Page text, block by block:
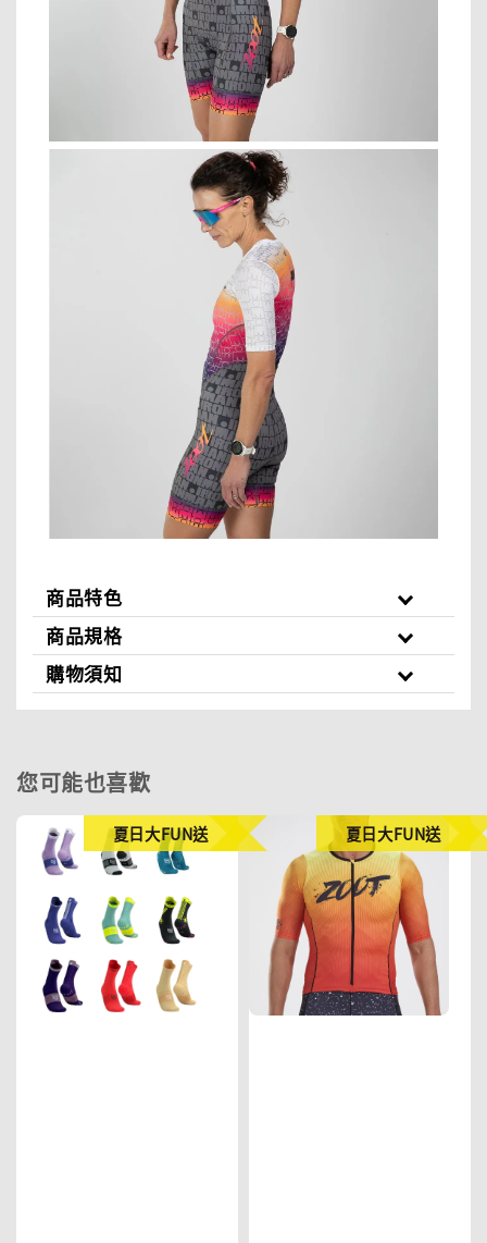
商品特色
商品規格
購物須知
您可能也喜歡
夏日大FUN送 夏日大FUN送